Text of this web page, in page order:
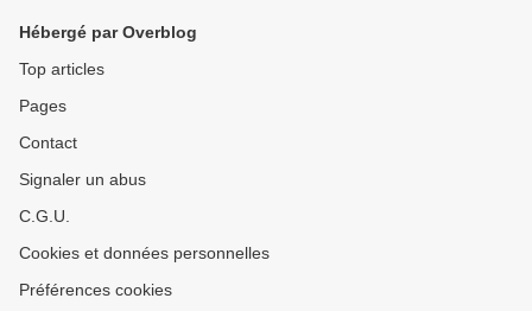
Hébergé par Overblog
Top articles
Pages
Contact
Signaler un abus
C.G.U.
Cookies et données personnelles
Préférences cookies